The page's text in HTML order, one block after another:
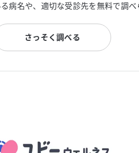
病名や、適切な受診先を無料で調べ
さっそく調べる